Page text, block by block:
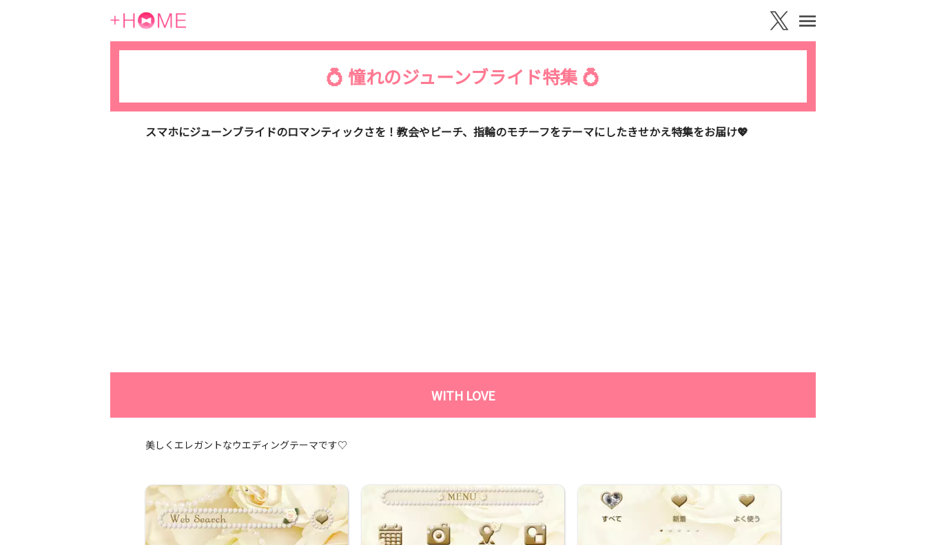
💍 憧れのジューンブライド特集 💍
スマホにジューンブライドのロマンティックさを！教会やビーチ、指輪のモチーフをテーマにしたきせかえ特集をお届け💖
WITH LOVE
美しくエレガントなウエディングテーマです♡